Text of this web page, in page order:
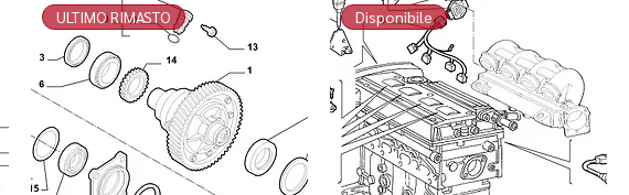
ULTIMO RIMASTO Disponibile